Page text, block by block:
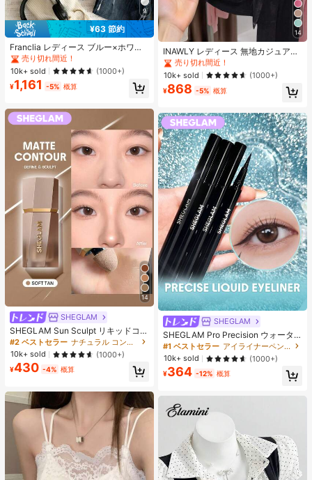
9
¥63 節約
Franclia レディース ブルー×ホワイ
ト ストライプ ボタン付きシャーリン
グ Vネックシャツ 夏向け エフォート
レスシック ブラウス 通学・新学期向
け 春カジュアル
#1 ベストセラー
に ファブリック 柔らかなオフィスブラウス
売り切れ間近！
#1 ベストセラー
売り切れ間近！
#1 ベストセラー
売り切れ間近！
#1 ベストセラー
に ファブリック 柔らかなオフィスブラウス
10k+ sold (1000+)
¥1,161 -5% 概算
14
SHEGLAM
SHEGLAM Sun Sculpt リキッドコン
ター-Soft Tan ノーズシャドウ シェ
ーディング 女性と女の子のためのブ
ランドビューティーコスメメイクア
ップ
#2 ベストセラー
ナチュラル コントゥア＆ブロンザー
10k+ sold
(1000+)
¥430 -4% 概算
14
INAWLY レディース 無地カジュアル
薄手カーディガン、春夏用
#1 ベストセラー
売り切れ間近！
#1 ベストセラー
売り切れ間近！
#1 ベストセラー
売り切れ間近！
#1 ベストセラー
10k+ sold (1000+)
¥868 -5% 概算
SHEGLAM
SHEGLAM Pro Precision ウォータ
ープルーフリキッドアイライナー-Bl
ack 女性と女の子のためのブランド
ビューティーコスメメイクアップ
#1 ベストセラー
アイライナーペンシル アイライナー
10k+ sold
(1000+)
¥364 -12% 概算